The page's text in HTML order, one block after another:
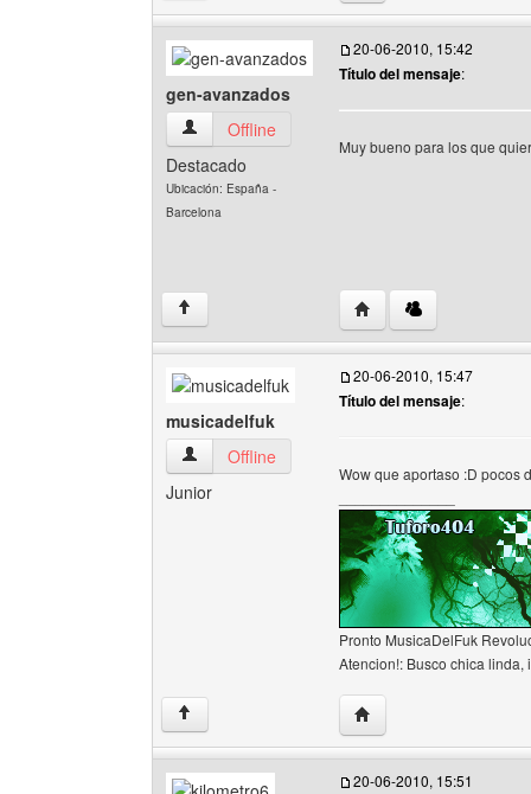
gen-avanzados
gen-avanzados Ver perfil del usuario
Offline
Destacado
Ubicación: España -
Barcelona
20-06-2010, 15:42
Título del mensaje:
Muy bueno para los que
↑ Visitar sitio web del
musicadelfuk
musicadelfuk Ver perfil del usuario
Offline
Junior
20-06-2010, 15:47
Título del mensaje:
Wow que aportaso :D pocos
Pronto MusicaDelFuk
Atencion!: Busco chica
↑ Visitar sitio web del
20-06-2010, 15:51